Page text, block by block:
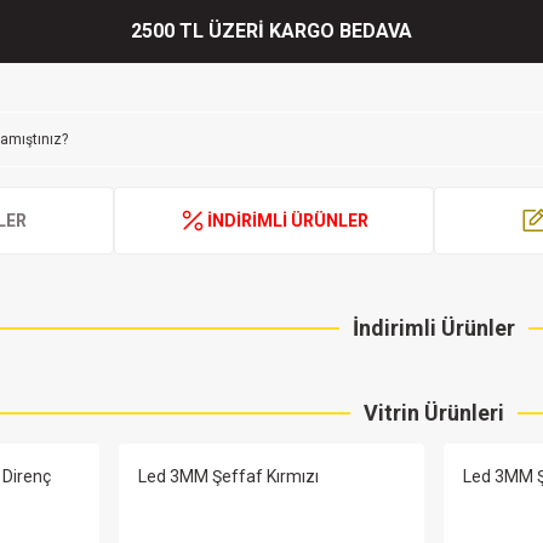
2500 TL ÜZERİ KARGO BEDAVA
İNDİRİMLİ ÜRÜNLER
İndirimli Ürünler
Vitrin Ürünleri
Direnç Led 3MM Şeffaf Kırmızı Led 3MM